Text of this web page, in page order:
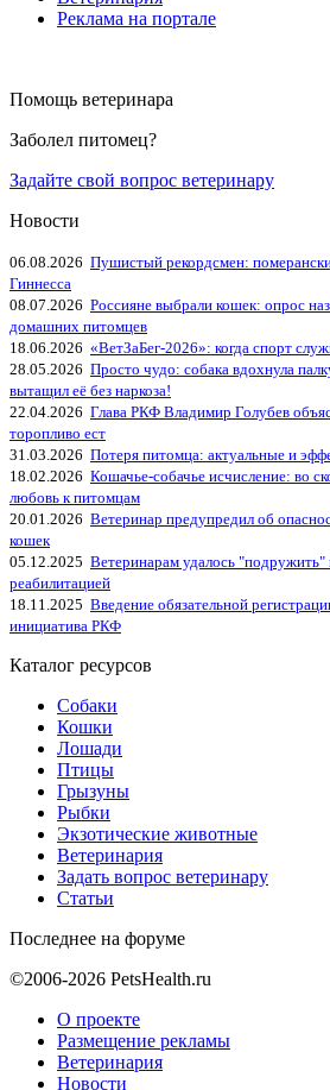
Реклама на портале
Помощь ветеринара
Заболел питомец?
Задайте свой вопрос ветеринару
Новости
06.08.2026 Пушистый рекордсмен:
Гиннесса
08.07.2026 Россияне выбрали кошек: опрос
домашних питомцев
18.06.2026 «ВетЗаБег‑2026»: когда спорт
28.05.2026 Просто чудо: собака вдохнула
вытащил её без наркоза!
22.04.2026 Глава РКФ Владимир Голубев
торопливо ест
31.03.2026 Потеря питомца: актуальные и
18.02.2026 Кошачье-собачье исчисление: во
любовь к питомцам
20.01.2026 Ветеринар предупредил об
кошек
05.12.2025 Ветеринарам удалось "подружить"
реабилитацией
18.11.2025 Введение обязательной
инициатива РКФ
Каталог ресурсов
Собаки
Кошки
Лошади
Птицы
Грызуны
Рыбки
Экзотические животные
Ветеринария
Задать вопрос ветеринару
Статьи
Последнее на форуме
©2006-2026 PetsHealth.ru
О проекте
Размещение рекламы
Ветеринария
Новости